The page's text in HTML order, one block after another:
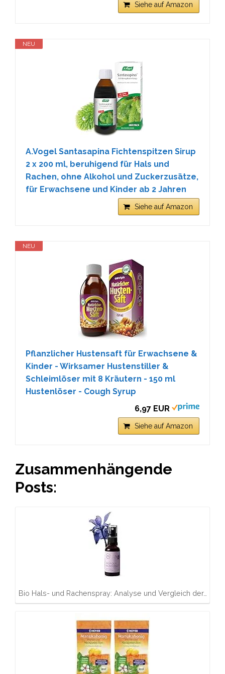
Siehe auf Amazon
NEU
A.Vogel Santasapina Fichtenspitzen Sirup
2 x 200 ml, beruhigend für Hals und
Rachen, ohne Alkohol und Zuckerzusätze,
für Erwachsene und Kinder ab 2 Jahren
Siehe auf Amazon
NEU
Pflanzlicher Hustensaft für Erwachsene &
Kinder - Wirksamer Hustenstiller &
Schleimlöser mit 8 Kräutern - 150 ml
Hustenlöser - Cough Syrup
6,97 EUR
Siehe auf Amazon
Zusammenhängende
Posts:
Bio Hals- und Rachenspray: Analyse und Vergleich der…